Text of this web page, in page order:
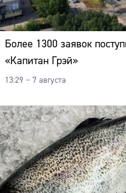
Более 1300 заявок
«Капитан Грэй»
13:29 – 7 августа